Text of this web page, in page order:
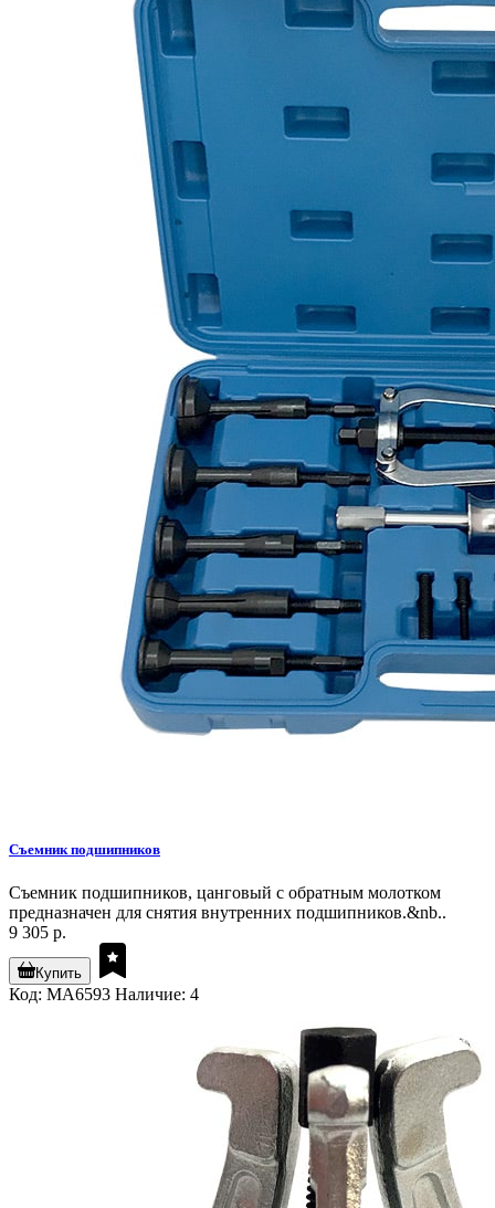
Съемник подшипников
Съемник подшипников, цанговый с обратным молотком
предназначен для снятия внутренних подшипников.&nb..
9 305 р.
Купить
Код: MA6593 Наличие: 4